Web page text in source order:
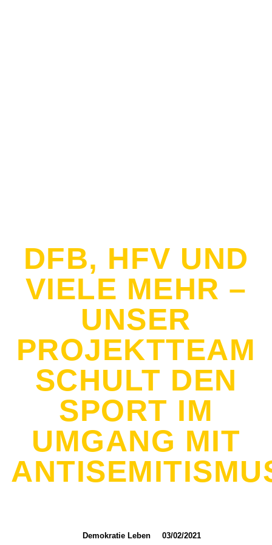
DFB, HFV UND
VIELE MEHR –
UNSER
PROJEKTTEAM
SCHULT DEN
SPORT IM
UMGANG MIT
Demokratie Leben 03/02/2021